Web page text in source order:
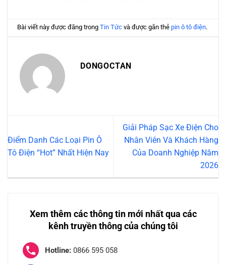
Bài viết này được đăng trongTin Tức và được gắn thẻpin ô tô điện.
DONGOCTAN
Điểm Danh Các Loại Pin Ô
Tô Điện “Hot” Nhất Hiện Nay
Giải Pháp Sạc Xe Điện Cho
Nhân Viên Và Khách Hàng
Của Doanh Nghiệp Năm
2026
Xem thêm các thông tin mới nhất qua các
kênh truyền thông của chúng tôi
Hotline: 0866 595 058